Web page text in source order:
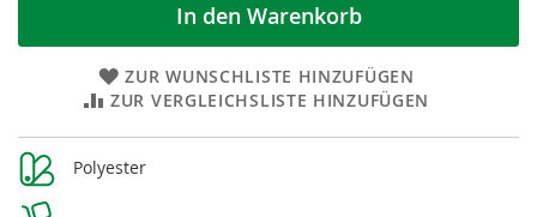
In den Warenkorb
ZUR WUNSCHLISTE HINZUFÜGEN
ZUR VERGLEICHSLISTE HINZUFÜGEN
Weitere
Informationen
Polyester